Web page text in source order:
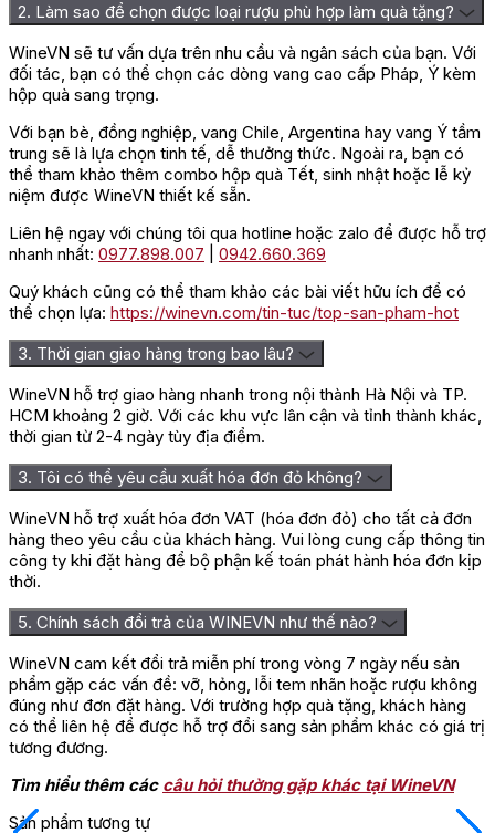
2. Làm sao để chọn được loại rượu phù hợp làm quà tặng?
WineVN sẽ tư vấn dựa trên nhu cầu và ngân sách của bạn. Với
đối tác, bạn có thể chọn các dòng vang cao cấp Pháp, Ý kèm
hộp quà sang trọng.
Với bạn bè, đồng nghiệp, vang Chile, Argentina hay vang Ý tầm
trung sẽ là lựa chọn tinh tế, dễ thưởng thức. Ngoài ra, bạn có
thể tham khảo thêm combo hộp quà Tết, sinh nhật hoặc lễ kỷ
niệm được WineVN thiết kế sẵn.
Liên hệ ngay với chúng tôi qua hotline hoặc zalo để được hỗ trợ
nhanh nhất: 0977.898.007
0942.660.369
Quý khách cũng có thể tham khảo các bài viết hữu ích để có
thể chọn lựa: https://winevn.com/tin-tuc/top-san-pham-hot
3. Thời gian giao hàng trong bao lâu?
WineVN hỗ trợ giao hàng nhanh trong nội thành Hà Nội và TP.
HCM khoảng 2 giờ. Với các khu vực lân cận và tỉnh thành khác,
thời gian từ 2-4 ngày tùy địa điểm.
3. Tôi có thể yêu cầu xuất hóa đơn đỏ không?
WineVN hỗ trợ xuất hóa đơn VAT (hóa đơn đỏ) cho tất cả đơn
hàng theo yêu cầu của khách hàng. Vui lòng cung cấp thông tin
công ty khi đặt hàng để bộ phận kế toán phát hành hóa đơn kịp
thời.
5. Chính sách đổi trả của WINEVN như thế nào?
WineVN cam kết đổi trả miễn phí trong vòng 7 ngày nếu sản
phẩm gặp các vấn đề: vỡ, hỏng, lỗi tem nhãn hoặc rượu không
đúng như đơn đặt hàng. Với trường hợp quà tặng, khách hàng
có thể liên hệ để được hỗ trợ đổi sang sản phẩm khác có giá trị
tương đương.
Tìm hiểu thêm các câu hỏi thường gặp khác tại WineVN
Sản phẩm tương tự